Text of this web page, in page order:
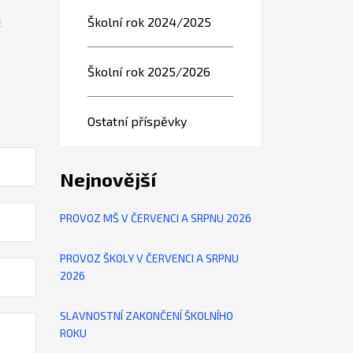
Školní rok 2024/2025
Školní rok 2025/2026
Ostatní příspěvky
Nejnovější
PROVOZ MŠ V ČERVENCI A SRPNU 2026
PROVOZ ŠKOLY V ČERVENCI A SRPNU
2026
SLAVNOSTNÍ ZAKONČENÍ ŠKOLNÍHO
ROKU